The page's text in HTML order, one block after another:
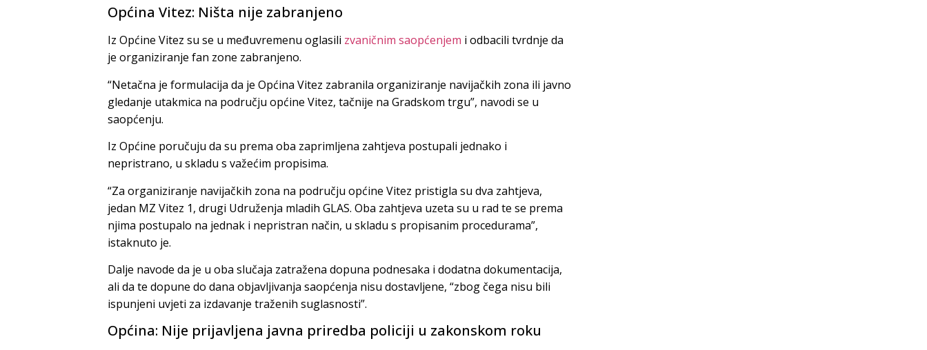
Općina Vitez: Ništa nije zabranjeno
Iz Općine Vitez su se u međuvremenu oglasili zvaničnim saopćenjem i odbacili tvrdnje da
je organiziranje fan zone zabranjeno.
“Netačna je formulacija da je Općina Vitez zabranila organiziranje navijačkih zona ili javno
gledanje utakmica na području općine Vitez, tačnije na Gradskom trgu”, navodi se u
saopćenju.
Iz Općine poručuju da su prema oba zaprimljena zahtjeva postupali jednako i
nepristrano, u skladu s važećim propisima.
“Za organiziranje navijačkih zona na području općine Vitez pristigla su dva zahtjeva,
jedan MZ Vitez 1, drugi Udruženja mladih GLAS. Oba zahtjeva uzeta su u rad te se prema
njima postupalo na jednak i nepristran način, u skladu s propisanim procedurama”,
istaknuto je.
Dalje navode da je u oba slučaja zatražena dopuna podnesaka i dodatna dokumentacija,
ali da te dopune do dana objavljivanja saopćenja nisu dostavljene, “zbog čega nisu bili
ispunjeni uvjeti za izdavanje traženih suglasnosti”.
Općina: Nije prijavljena javna priredba policiji u zakonskom roku